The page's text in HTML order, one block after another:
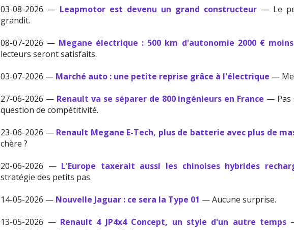
03-08-2026 — Leapmotor est devenu un grand constructeur— Le
grandit.
08-07-2026 — Megane électrique : 500 km d'autonomie 2000 €
lecteurs seront satisfaits.
03-07-2026 — Marché auto : une petite reprise grâce à l'électrique —
27-06-2026 — Renault va se séparer de 800 ingénieurs en France — Pas
question de compétitivité.
23-06-2026 — Renault Megane E-Tech, plus de batterie avec plus de
chère ?
20-06-2026 — L'Europe taxerait aussi les chinoises hybrides
stratégie des petits pas.
14-05-2026 — Nouvelle Jaguar : ce sera la Type 01 — Aucune surprise.
13-05-2026 — Renault 4 JP4x4 Concept, un style d'un autre temps—